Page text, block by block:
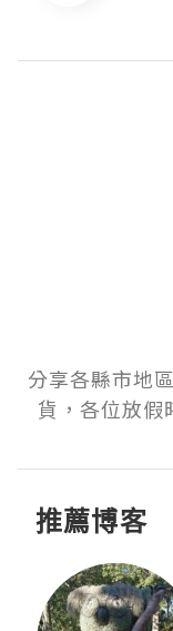
分享各縣市地
貨，各位放假
推薦博客